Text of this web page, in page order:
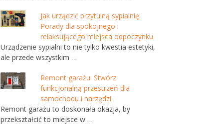
Jak urządzić przytulną sypialnię:
Porady dla spokojnego i
relaksującego miejsca odpoczynku
Urządzenie sypialni to nie tylko kwestia estetyki,
ale przede wszystkim …
Remont garażu: Stwórz
funkcjonalną przestrzeń dla
samochodu i narzędzi
Remont garażu to doskonała okazja, by
przekształcić to miejsce w …